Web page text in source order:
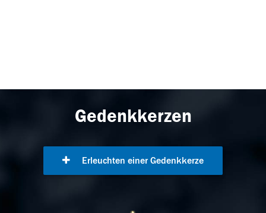
Gedenkkerzen
Erleuchten einer Gedenkkerze